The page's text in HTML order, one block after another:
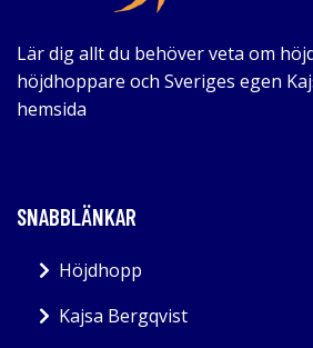
Lär dig allt du behöver veta om
höjdhoppare och Sveriges egen
hemsida
SNABBLÄNKAR
Höjdhopp
Kajsa Bergqvist